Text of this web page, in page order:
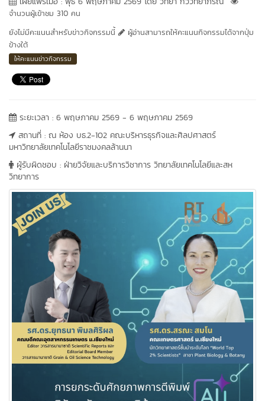
จำนวนผู้เข้าชม 310 คน
ยังไม่มีคะแนนสำหรับข่าวกิจกรรมนี้
ผู้อ่านสามารถให้คะแนนกิจกรรมได้จากปุ่ม
ข้างใต้
ให้คะแนนข่าวกิจกรรม
ระยะเวลา : 6 พฤษภาคม 2569 - 6 พฤษภาคม 2569
สถานที่ : ณ ห้อง บธ.2-102 คณะบริหารธุรกิจและศิลปศาสตร์
มหาวิทยาลัยเทคโนโลยีราชมงคลล้านนา
ผู้รับผิดชอบ : ฝ่ายวิจัยและบริการวิชาการ วิทยาลัยเทคโนโลยีและสห
วิทยาการ